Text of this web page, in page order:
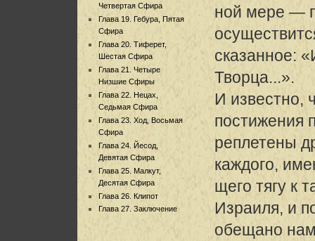
Четвертая Сфира
Глава 19. Гебура, Пятая
Сфира
Глава 20. Тиферет,
Шестая Сфира
Глава 21. Четыре
Низшие Сфиры
Глава 22. Нецах,
Седьмая Сфира
Глава 23. Ход, Восьмая
Сфира
Глава 24. Йесод,
Девятая Сфира
Глава 25. Малкут,
Десятая Сфира
Глава 26. Клипот
Глава 27. Заключение
ной мере —
сказанное:
Творца...».
И известно,
постижения
реплетены
каждого,
щего тягу к
Израиля, и
обещано